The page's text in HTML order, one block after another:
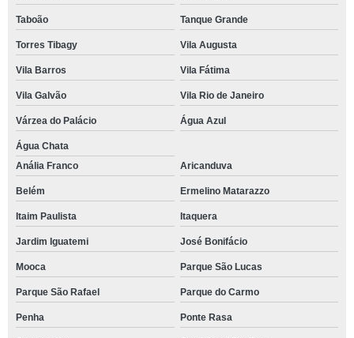
Taboão Tanque Grande
Torres Tibagy Vila Augusta
Vila Barros Vila Fátima
Vila Galvão Vila Rio de Janeiro
Várzea do Palácio Água Azul
Água Chata
Anália Franco
Aricanduva
Belém Ermelino Matarazzo
Itaim Paulista Itaquera
Jardim Iguatemi José Bonifácio
Mooca Parque São Lucas
Parque São Rafael Parque do Carmo
Penha Ponte Rasa